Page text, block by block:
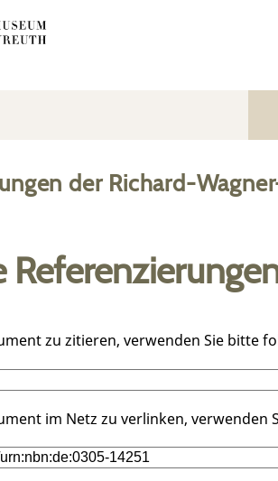
der Richard-
zu zitieren, verwenden Sie bitte
im Netz zu verlinken, verwenden